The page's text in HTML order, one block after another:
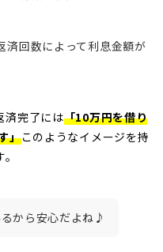
済回数によって利息金額が
済完了には「10万円を借り
」このようなイメージを持
から安心だよね♪